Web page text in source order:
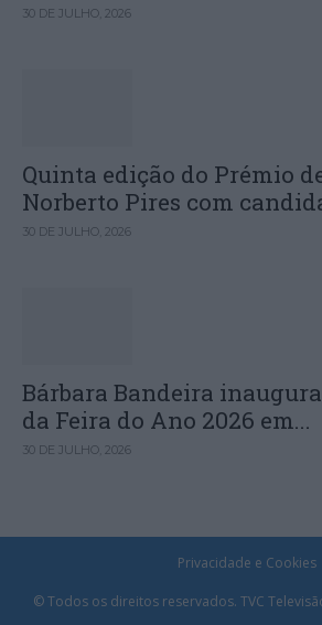
30 DE JULHO, 2026
Quinta edição do Prémio
Norberto Pires com
30 DE JULHO, 2026
Bárbara Bandeira
da Feira do Ano 2026 em...
30 DE JULHO, 2026
Privacidade e Cookies
© Todos os direitos reservados. TVC